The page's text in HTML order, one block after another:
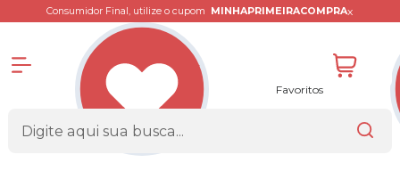
Consumidor Final, utilize o cupom MINHAPRIMEIRACOMPRAx
Favoritos